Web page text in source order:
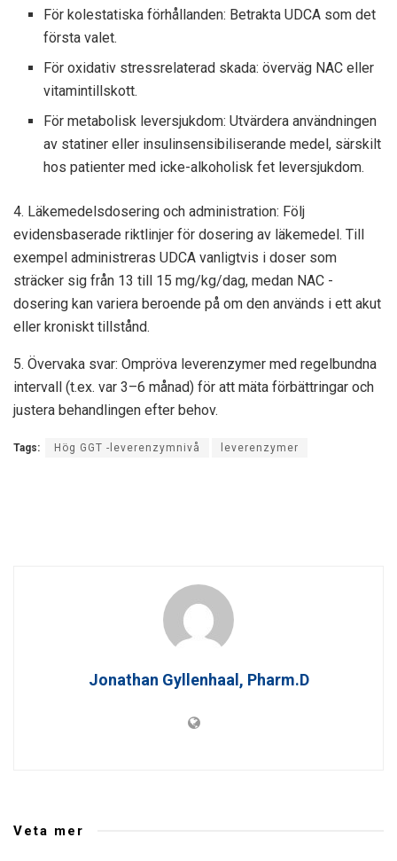
För kolestatiska förhållanden: Betrakta UDCA som det
första valet.
För oxidativ stressrelaterad skada: överväg NAC eller
vitamintillskott.
För metabolisk leversjukdom: Utvärdera användningen
av statiner eller insulinsensibiliserande medel, särskilt
hos patienter med icke-alkoholisk fet leversjukdom.
4. Läkemedelsdosering och administration: Följ
evidensbaserade riktlinjer för dosering av läkemedel. Till
exempel administreras UDCA vanligtvis i doser som
sträcker sig från 13 till 15 mg/kg/dag, medan NAC -
dosering kan variera beroende på om den används i ett akut
eller kroniskt tillstånd.
5. Övervaka svar: Ompröva leverenzymer med regelbundna
intervall (t.ex. var 3–6 månad) för att mäta förbättringar och
justera behandlingen efter behov.
Tags: Hög GGT -leverenzymnivå leverenzymer
Jonathan Gyllenhaal, Pharm.D
Veta mer